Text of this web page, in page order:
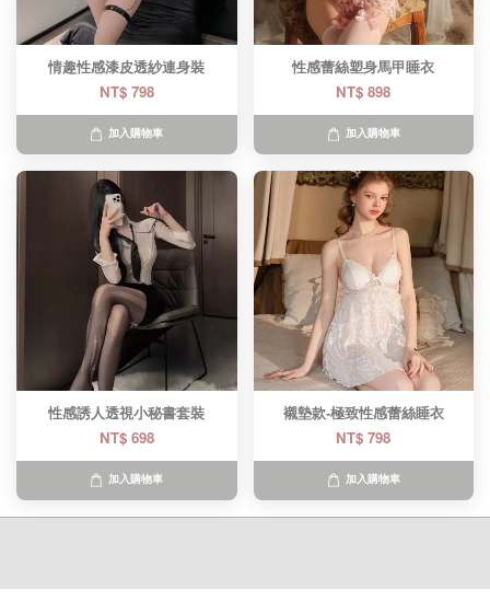
情趣性感漆皮透紗連身裝
NT$ 798
加入購物車
性感蕾絲塑身馬甲睡衣
NT$ 898
加入購物車
性感誘人透視小秘書套裝
NT$ 698
加入購物車
襯墊款-極致性感蕾絲睡衣
NT$ 798
加入購物車